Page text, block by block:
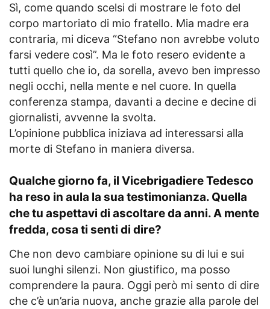
Sì, come quando scelsi di mostrare le foto del
corpo martoriato di mio fratello. Mia madre era
contraria, mi diceva “Stefano non avrebbe voluto
farsi vedere così”. Ma le foto resero evidente a
tutti quello che io, da sorella, avevo ben impresso
negli occhi, nella mente e nel cuore. In quella
conferenza stampa, davanti a decine e decine di
giornalisti, avvenne la svolta.
L’opinione pubblica iniziava ad interessarsi alla
morte di Stefano in maniera diversa.
Qualche giorno fa, il Vicebrigadiere Tedesco
ha reso in aula la sua testimonianza. Quella
che tu aspettavi di ascoltare da anni. A mente
fredda, cosa ti senti di dire?
Che non devo cambiare opinione su di lui e sui
suoi lunghi silenzi. Non giustifico, ma posso
comprendere la paura. Oggi però mi sento di dire
che c’è un’aria nuova, anche grazie alla parole del